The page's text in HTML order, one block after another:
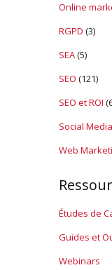
Online
RGPD (3)
SEA(5)
SEO (121)
SEO et ROI
Social Media
Web
Études de
Guides et
Webinars